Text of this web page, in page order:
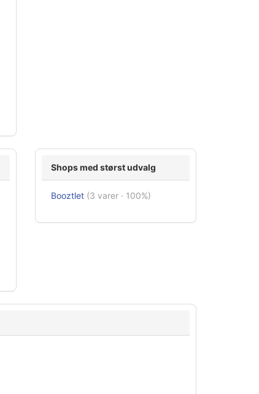
Shops med størst udvalg
Booztlet (3 varer · 100%)